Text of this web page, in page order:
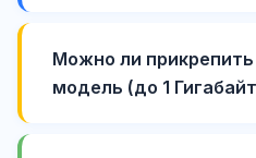
Можно ли прикрепить
модель (до 1